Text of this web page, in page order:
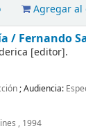
Agregar al
/ Fernando
[editor].
; Audiencia:
, 1994